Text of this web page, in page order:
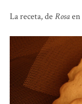
La receta, de Rosaen